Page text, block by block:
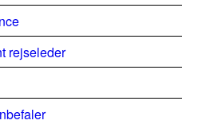
rejseleder